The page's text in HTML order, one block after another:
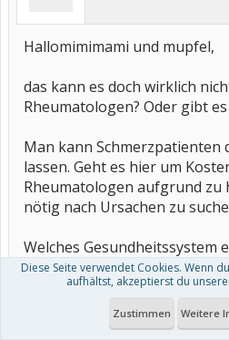
Hallomimimami und mupfel,
das kann es doch wirklich
Rheumatologen? Oder gibt
Man kann Schmerzpatienten
lassen. Geht es hier um
Rheumatologen aufgrund
nötig nach Ursachen zu
Welches Gesundheitssystem
rein nach Blutwerten erfasst
Ich bin echt geschockt!
Diese Seite verwendet Cookies. Wenn
aufhältst, akzeptierst du
Zustimmen Weitere